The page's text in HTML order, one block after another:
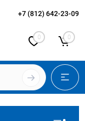
+7 (812) 642-23-09
0 0